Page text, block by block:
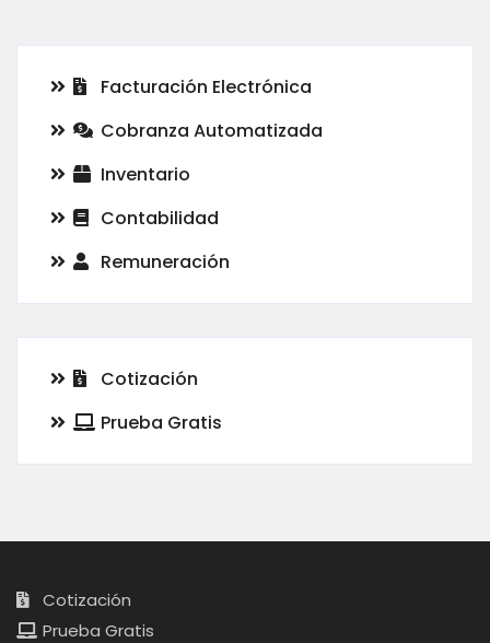
Facturación Electrónica
Cobranza Automatizada
Inventario
Contabilidad
Remuneración
Cotización
Prueba Gratis
Cotización
Prueba Gratis